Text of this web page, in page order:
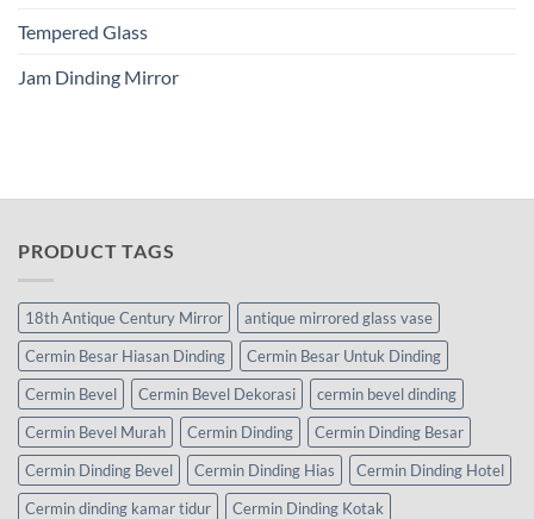
Tempered Glass
Jam Dinding Mirror
PRODUCT TAGS
18th Antique Century Mirror
antique mirrored glass vase
Cermin Besar Hiasan Dinding
Cermin Besar Untuk Dinding
Cermin Bevel
Cermin Bevel Dekorasi
cermin bevel dinding
Cermin Bevel Murah
Cermin Dinding
Cermin Dinding Besar
Cermin Dinding Bevel
Cermin Dinding Hias
Cermin Dinding Hotel
Cermin dinding kamar tidur
Cermin Dinding Kotak